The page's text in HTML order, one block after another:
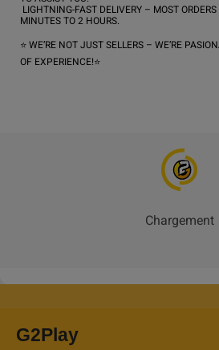
MINUTES TO 2 HOURS.
⭐️ WE’RE NOT JUST SELLERS – WE’RE
OF EXPERIENCE!⭐️
Chargement
G2Play